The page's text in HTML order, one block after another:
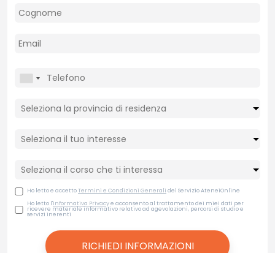
Ho letto e accettoTermini e Condizioni Generali del Servizio AteneiOnline
Ho letto l'Informativa Privacye acconsento al trattamento dei miei dati per
ricevere materiale informativo relativo ad agevolazioni, percorsi di studio e
servizi inerenti